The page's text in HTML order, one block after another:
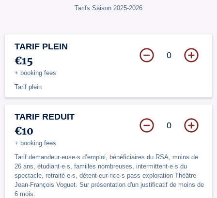
Tarifs Saison 2025-2026
TARIF PLEIN
€15
+ booking fees
Tarif plein
0
TARIF REDUIT
€10
+ booking fees
Tarif demandeur·euse·s d’emploi, bénéficiaires du RSA, moins de
26 ans, étudiant·e·s, familles nombreuses, intermittent·e·s du
spectacle, retraité·e·s, détent·eur·rice·s pass exploration Théâtre
Jean-François Voguet. Sur présentation d'un justificatif de moins de
6 mois.
0